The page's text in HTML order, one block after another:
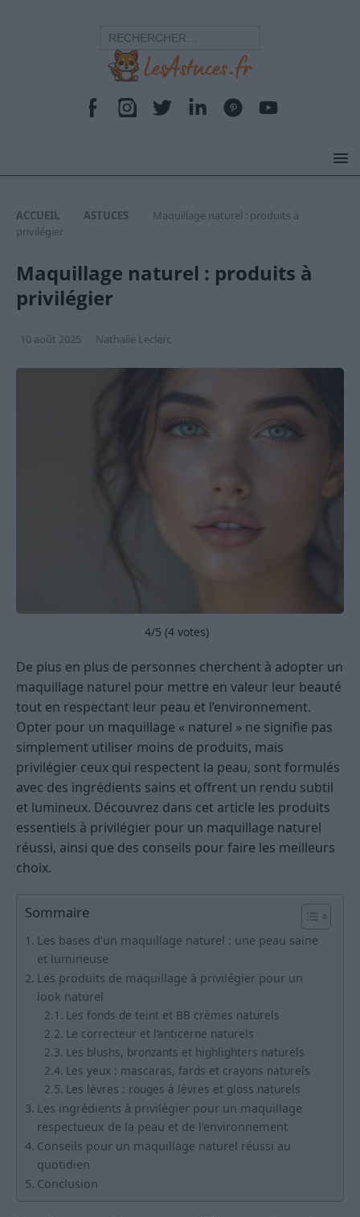
ACCUEIL ASTUCES
Maquillage naturel : produits à
privilégier
Maquillage naturel : produits à
privilégier
10 août 2025 Nathalie Leclerc
4/5 (4 votes)
De plus en plus de personnes cherchent à adopter un
maquillage naturel pour mettre en valeur leur beauté
tout en respectant leur peau et l’environnement.
Opter pour un maquillage « naturel » ne signifie pas
simplement utiliser moins de produits, mais
privilégier ceux qui respectent la peau, sont formulés
avec des ingrédients sains et offrent un rendu subtil
et lumineux. Découvrez dans cet article les produits
essentiels à privilégier pour un maquillage naturel
réussi, ainsi que des conseils pour faire les meilleurs
choix.
Sommaire
Les bases d’un maquillage naturel : une peau saine
et lumineuse
Les produits de maquillage à privilégier pour un
look naturel
Les fonds de teint et BB crèmes naturels
Le correcteur et l’anticerne naturels
Les blushs, bronzants et highlighters naturels
Les yeux : mascaras, fards et crayons naturels
Les lèvres : rouges à lèvres et gloss naturels
Les ingrédients à privilégier pour un maquillage
respectueux de la peau et de l’environnement
Conseils pour un maquillage naturel réussi au
quotidien
Conclusion